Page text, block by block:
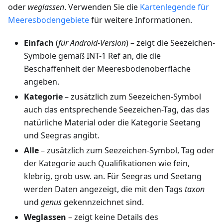
oder weglassen. Verwenden Sie die Kartenlegende für
Meeresbodengebietefür weitere Informationen.
Einfach (für Android-Version) – zeigt die Seezeichen-
Symbole gemäß INT-1 Ref an, die die
Beschaffenheit der Meeresbodenoberfläche
angeben.
Kategorie– zusätzlich zum Seezeichen-Symbol
auch das entsprechende Seezeichen-Tag, das das
natürliche Material oder die Kategorie Seetang
und Seegras angibt.
Alle– zusätzlich zum Seezeichen-Symbol, Tag oder
der Kategorie auch Qualifikationen wie fein,
klebrig, grob usw. an. Für Seegras und Seetang
werden Daten angezeigt, die mit den Tags taxon
und genus gekennzeichnet sind.
Weglassen – zeigt keine Details des